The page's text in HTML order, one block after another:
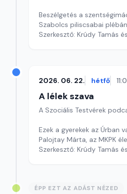
Beszélgetés a
Szabolcs piliscsabai
Szerkesztő: Krúdy Tamás
2026. 06. 22. hétfő
A lélek szava
A Szociális Testvérek
Ezek a gyerekek az Úrban
Palojtay Márta, az MKPK
Szerkesztő: Krúdy Tamás
ÉPP EZT AZ ADÁST NÉZED